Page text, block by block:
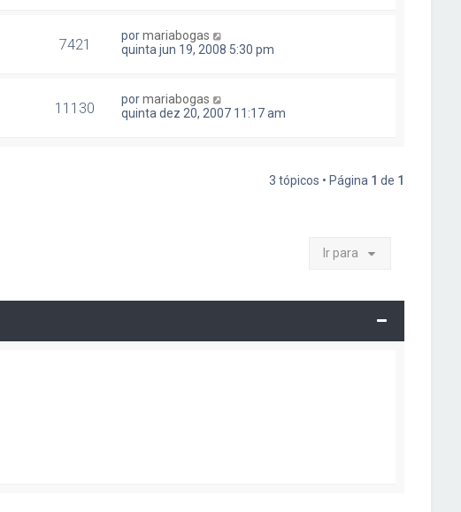
7421 pormariabogas
quinta jun 19, 2008 5:30 pm
11130 pormariabogas
quinta dez 20, 2007 11:17 am
3 tópicos • Página 1 de 1
Ir para